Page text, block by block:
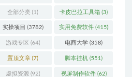
全部分类 (1) 卡皮巴拉工具箱 (3)
实操项目 (3782) 实用免费软件 (415)
游戏专区 (64) 电商大学 (358)
置顶文章 (7) 脚本挂机 (551)
虚拟资源 (92) 视屏制作软件(62)